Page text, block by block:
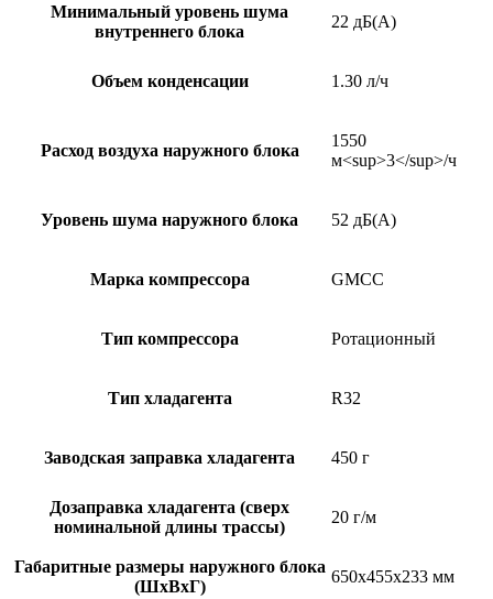
Минимальный уровень шума
внутреннего блока
22 дБ(А)
Объем конденсации 1.30 л/ч
Расход воздуха наружного блока
1550
м<sup>3</sup>/ч
Уровень шума наружного блока 52 дБ(А)
Марка компрессора GMCC
Тип компрессора Ротационный
Тип хладагента R32
Заводская заправка хладагента 450 г
Дозаправка хладагента (сверх
номинальной длины трассы)
20 г/м
Габаритные размеры наружного блока
(ШxВxГ)
650x455x233 мм